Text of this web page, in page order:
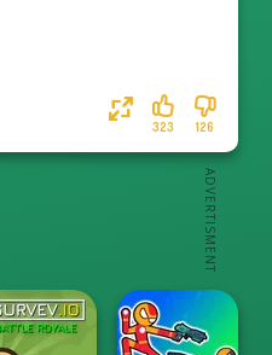
126
323